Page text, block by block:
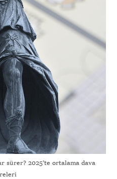
sürer? 2025’te ortalama dava